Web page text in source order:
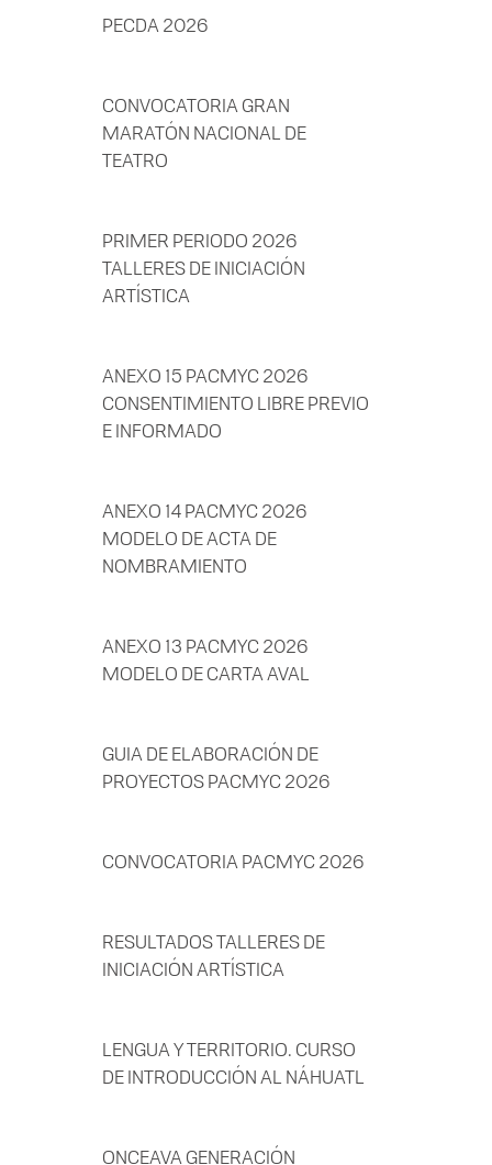
PECDA 2026
CONVOCATORIA GRAN
MARATÓN NACIONAL DE
TEATRO
PRIMER PERIODO 2026
TALLERES DE INICIACIÓN
ARTÍSTICA
ANEXO 15 PACMYC 2026
CONSENTIMIENTO LIBRE PREVIO
E INFORMADO
ANEXO 14 PACMYC 2026
MODELO DE ACTA DE
NOMBRAMIENTO
ANEXO 13 PACMYC 2026
MODELO DE CARTA AVAL
GUIA DE ELABORACIÓN DE
PROYECTOS PACMYC 2026
CONVOCATORIA PACMYC 2026
RESULTADOS TALLERES DE
INICIACIÓN ARTÍSTICA
LENGUA Y TERRITORIO. CURSO
DE INTRODUCCIÓN AL NÁHUATL
ONCEAVA GENERACIÓN